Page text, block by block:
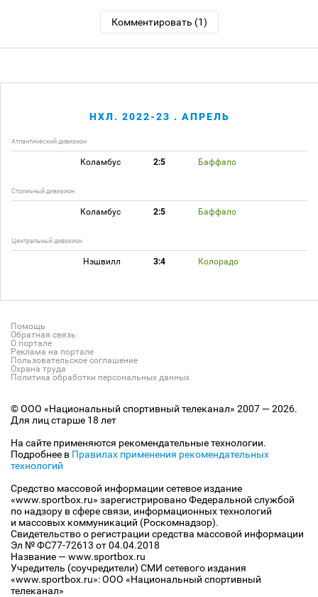
Комментировать (1)
НХЛ. 2022-23 . АПРЕЛЬ
Атлантический дивизион
Коламбус 2:5 Баффало
Столичный дивизион
Коламбус 2:5 Баффало
Центральный дивизион
Нэшвилл 3:4 Колорадо
Помощь
Обратная связь
О портале
Реклама на портале
Пользовательское соглашение
Охрана труда
Политика обработки персональных данных
© ООО «Национальный спортивный телеканал» 2007 — 2026.
Для лиц старше 18 лет
На сайте применяются рекомендательные технологии.
Подробнее в Правилах применения рекомендательных
технологий
Средство массовой информации сетевое издание
«www.sportbox.ru» зарегистрировано Федеральной службой
по надзору в сфере связи, информационных технологий
и массовых коммуникаций (Роскомнадзор).
Свидетельство о регистрации средства массовой информации
Эл № ФС77-72613 от 04.04.2018
Название — www.sportbox.ru
Учредитель (соучредители) СМИ сетевого издания
«www.sportbox.ru»: ООО «Национальный спортивный
телеканал»